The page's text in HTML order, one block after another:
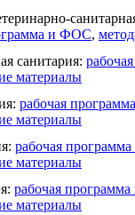
и ФОС,
санитария:
материалы
рабочая
материалы
рабочая
материалы
рабочая
материалы